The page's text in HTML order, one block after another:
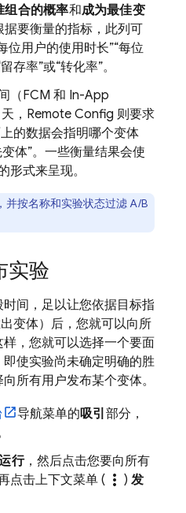
组合的概率和成为最佳变
据要衡量的指标，此列可
位用户的使用时长”“每位
存率”或“转化率”。
（FCM 和 In-App
， Remote Config 则要求
的数据会指明哪个变体
变体”。一些衡量结果会使
形式来呈现。
并按名称和实验状态过滤 A/B
实验
间，足以让您依据目标指
变体）后，您就可以向所
，您就可以选择一个要面
使实验尚未确定明确的胜
所有用户发布某个变体。
导航菜单的吸引 部分，
行，然后点击您要向所有
点击上下文菜单 ( more_vert ) 发